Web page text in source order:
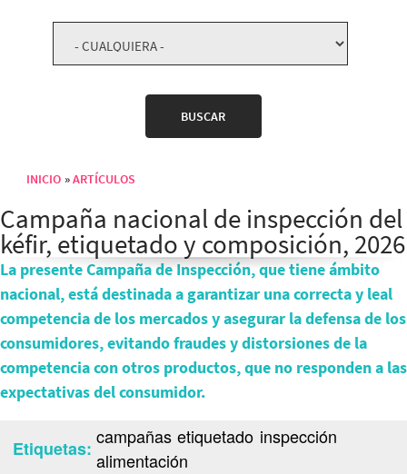
Sobrescribir enlaces de ayuda a la navegación
INICIO ARTÍCULOS
Campaña nacional de inspección del
kéfir, etiquetado y composición, 2026
La presente Campaña de Inspección, que tiene ámbito
nacional, está destinada a garantizar una correcta y leal
competencia de los mercados y asegurar la defensa de los
consumidores, evitando fraudes y distorsiones de la
competencia con otros productos, que no responden a las
expectativas del consumidor.
Etiquetas
campañas etiquetado inspección
alimentación